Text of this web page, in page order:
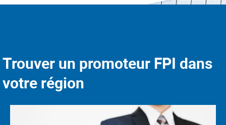
Trouver un promoteur FPI dans
votre région